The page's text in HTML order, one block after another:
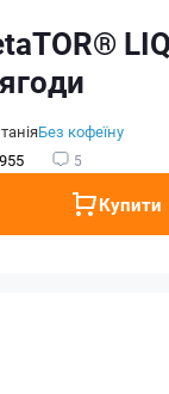
Без кофеїну
5
Купити